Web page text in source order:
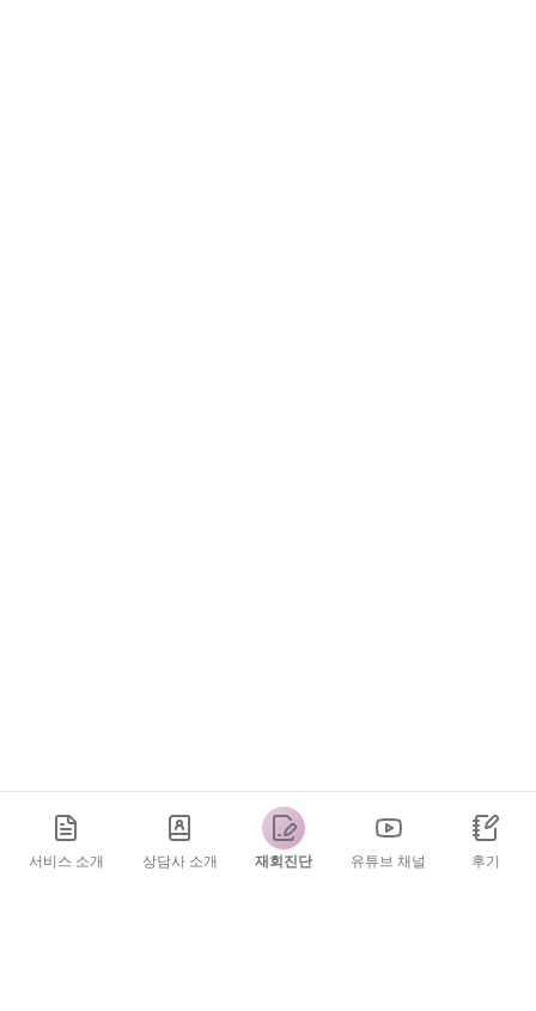
서비스 소개 상담사 소개 재회진단 유튜브 채널 후기